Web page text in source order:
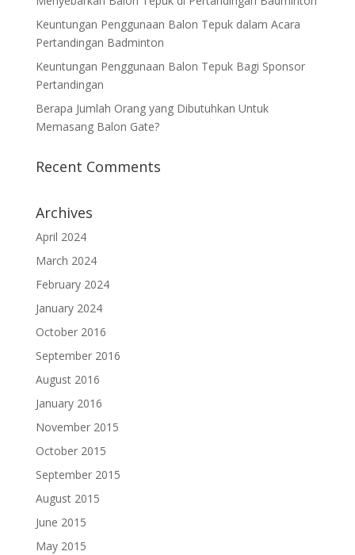
Keuntungan Penggunaan Balon Tepuk dalam Acara
Pertandingan Badminton
Keuntungan Penggunaan Balon Tepuk Bagi Sponsor
Pertandingan
Berapa Jumlah Orang yang Dibutuhkan Untuk
Memasang Balon Gate?
Recent Comments
Archives
April 2024
March 2024
February 2024
January 2024
October 2016
September 2016
August 2016
January 2016
November 2015
October 2015
September 2015
August 2015
June 2015
May 2015